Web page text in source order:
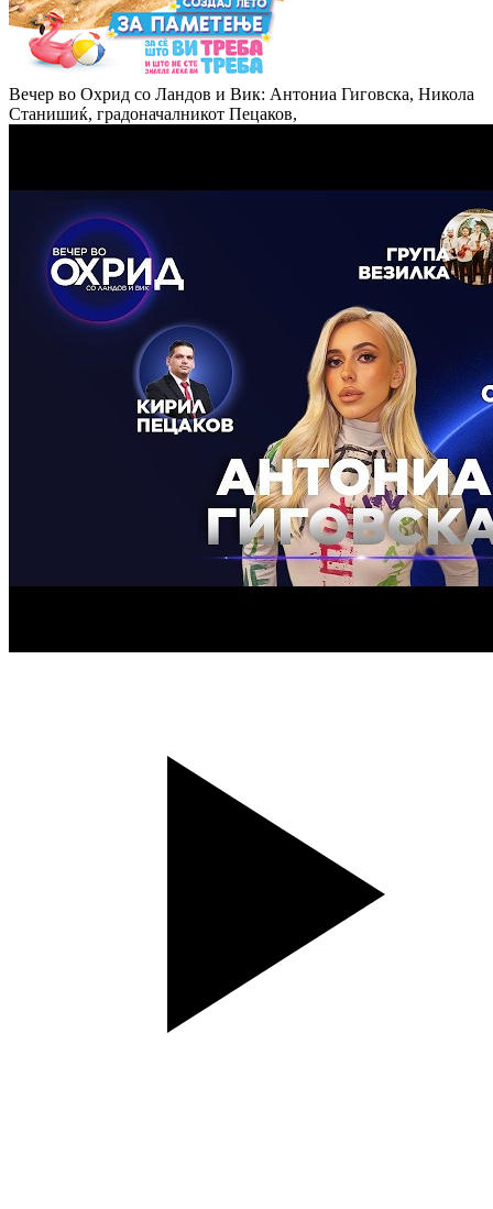
Вечер во Охрид со Ландов и Вик: Антониа Гиговска, Никола
Станишиќ, градоначалникот Пецаков,